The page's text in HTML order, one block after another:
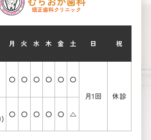
月 火 水 木 金 土 日 祝
〇 〇 〇 〇 〇
〇
月1回
休診
〇 〇 〇 〇 〇 △